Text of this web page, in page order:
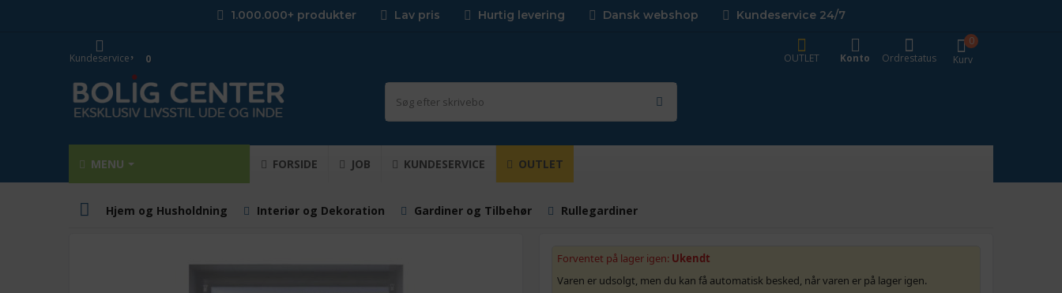
1.000.000+ produkter Lav pris Hurtig levering Dansk webshop Kundeservice 24/7
Kurv
0
OUTLET
Konto Ordrestatus
Kundeservice 0
MENU FORSIDE JOB KUNDESERVICE OUTLET
Hjem og Husholdning Interiør og Dekoration Gardiner og Tilbehør Rullegardiner
Forventet på lager igen: Ukendt
Varen er udsolgt, men du kan få automatisk besked, når varen er på lager igen.